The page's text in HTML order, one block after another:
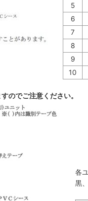
5
6
7
8
9
10
のでご注意ください。
各
黒